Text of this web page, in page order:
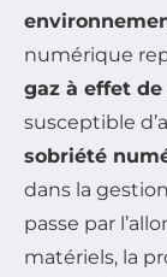
numérique
gaz à effet de
susceptible
sobriété
dans la
passe par
matériels, la